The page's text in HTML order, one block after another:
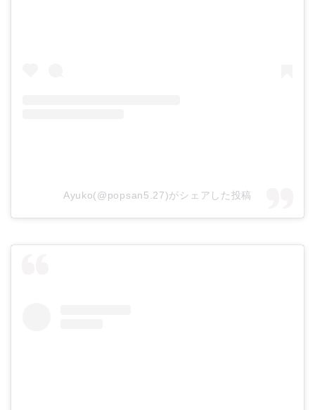
Ayuko(@popsan5.27)がシェアした投稿